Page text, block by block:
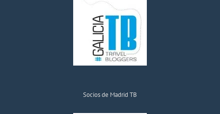
Socios de Madrid TB